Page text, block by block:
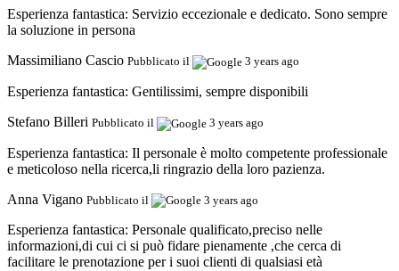
Esperienza fantastica: Servizio eccezionale e dedicato. Sono sempre
la soluzione in persona
Massimiliano Cascio Pubblicato il 3 years ago
Esperienza fantastica: Gentilissimi, sempre disponibili
Stefano Billeri Pubblicato il 3 years ago
Esperienza fantastica: Il personale è molto competente professionale
e meticoloso nella ricerca,li ringrazio della loro pazienza.
Anna Vigano Pubblicato il 3 years ago
Esperienza fantastica: Personale qualificato,preciso nelle
informazioni,di cui ci si può fidare pienamente ,che cerca di
facilitare le prenotazione per i suoi clienti di qualsiasi età